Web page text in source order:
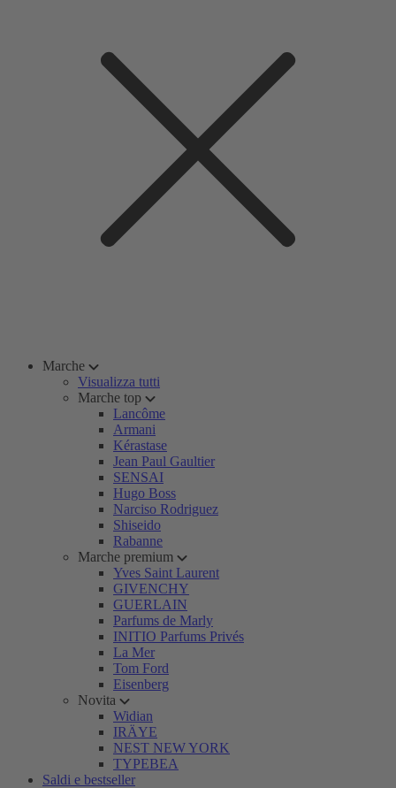
Marche
Visualizza tutti
Marche top
Lancôme
Armani
Kérastase
Jean Paul Gaultier
SENSAI
Hugo Boss
Narciso Rodriguez
Shiseido
Rabanne
Marche premium
Yves Saint Laurent
GIVENCHY
GUERLAIN
Parfums de Marly
INITIO Parfums Privés
La Mer
Tom Ford
Eisenberg
Novita
Widian
IRÄYE
NEST NEW YORK
TYPEBEA
Saldi e bestseller